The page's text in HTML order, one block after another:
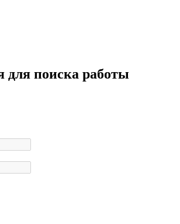
для поиска работы